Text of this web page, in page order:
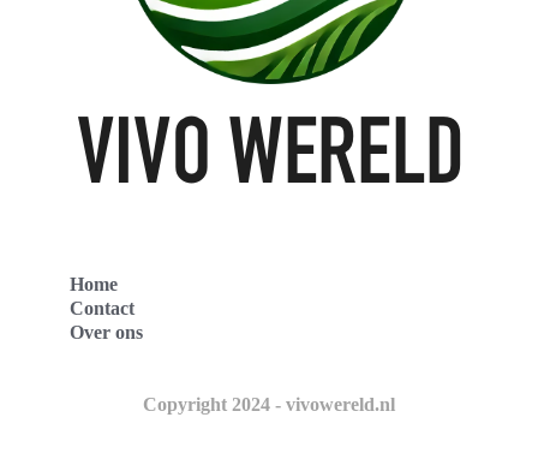
Home
Contact
Over ons
Copyright 2024 - vivowereld.nl